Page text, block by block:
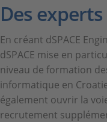
Des
En créant dSPACE
dSPACE mise en
niveau de formation
informatique en
également ouvrir la
recrutement